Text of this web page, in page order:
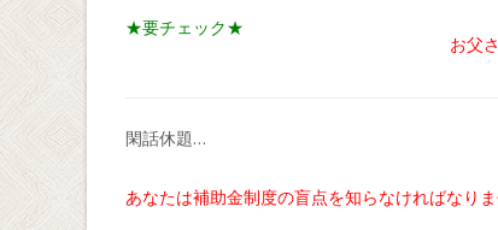
★要チェック★
お父
閑話休題…
あなたは補助金制度の盲点を知らなければなりま